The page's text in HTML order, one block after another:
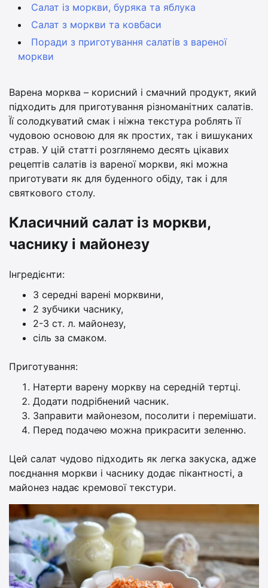
Салат із моркви, буряка та яблука
Салат з моркви та ковбаси
Поради з приготування салатів з вареної
моркви
Варена морква – корисний і смачний продукт, який
підходить для приготування різноманітних салатів.
Її солодкуватий смак і ніжна текстура роблять її
чудовою основою для як простих, так і вишуканих
страв. У цій статті розглянемо десять цікавих
рецептів салатів із вареної моркви, які можна
приготувати як для буденного обіду, так і для
святкового столу.
Класичний салат із моркви,
часнику і майонезу
Інгредієнти:
3 середні варені морквини,
2 зубчики часнику,
2-3 ст. л. майонезу,
сіль за смаком.
Приготування:
Натерти варену моркву на середній тертці.
Додати подрібнений часник.
Заправити майонезом, посолити і перемішати.
Перед подачею можна прикрасити зеленню.
Цей салат чудово підходить як легка закуска, адже
поєднання моркви і часнику додає пікантності, а
майонез надає кремової текстури.